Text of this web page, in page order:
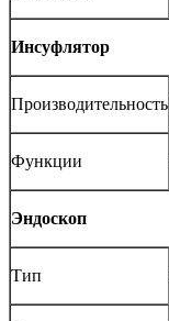
Инсуфлятор
Производительность
Функции
Эндоскоп
Тип